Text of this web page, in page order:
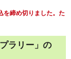
締め切りました。た
ラリー」の